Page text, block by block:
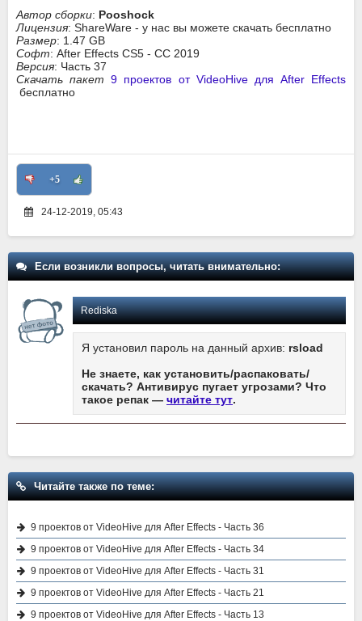
Автор сборки: Pooshock
Лицензия: ShareWare - у нас вы можете скачать бесплатно
Размер: 1.47 GB
Софт: After Effects CS5 - СС 2019
Версия: Часть 37
Скачать пакет9 проектов от VideoHive для After Effects
бесплатно
+5
24-12-2019, 05:43
Если возникли вопросы, читать внимательно:
Rediska
Я установил пароль на данный архив: rsload
Не знаете, как установить/распаковать/
скачать? Антивирус пугает угрозами? Что
такое репак — читайте тут.
Читайте также по теме:
9 проектов от VideoHive для After Effects - Часть 36
9 проектов от VideoHive для After Effects - Часть 34
9 проектов от VideoHive для After Effects - Часть 31
9 проектов от VideoHive для After Effects - Часть 21
9 проектов от VideoHive для After Effects - Часть 13